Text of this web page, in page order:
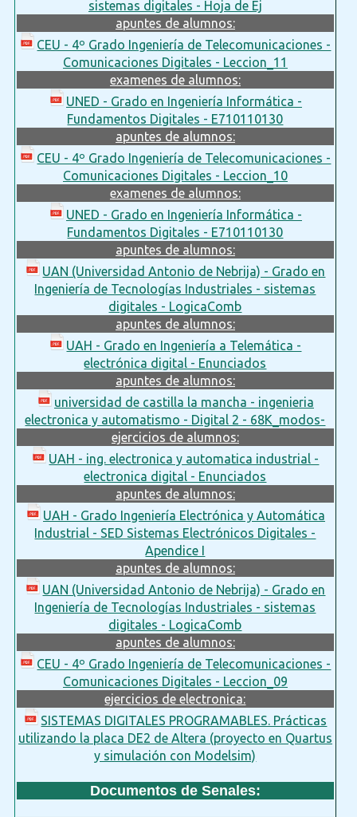
sistemas digitales - Hoja de Ej
apuntes de alumnos:
CEU - 4º Grado Ingeniería de Telecomunicaciones -
Comunicaciones Digitales - Leccion_11
examenes de alumnos:
UNED - Grado en Ingeniería Informática -
Fundamentos Digitales - E710110130
apuntes de alumnos:
CEU - 4º Grado Ingeniería de Telecomunicaciones -
Comunicaciones Digitales - Leccion_10
examenes de alumnos:
UNED - Grado en Ingeniería Informática -
Fundamentos Digitales - E710110130
apuntes de alumnos:
UAN (Universidad Antonio de Nebrija) - Grado en
Ingeniería de Tecnologías Industriales - sistemas
digitales - LogicaComb
apuntes de alumnos:
UAH - Grado en Ingeniería a Telemática -
electrónica digital - Enunciados
apuntes de alumnos:
universidad de castilla la mancha - ingenieria
electronica y automatismo - Digital 2 - 68K_modos-
ejercicios de alumnos:
UAH - ing. electronica y automatica industrial -
electronica digital - Enunciados
apuntes de alumnos:
UAH - Grado Ingeniería Electrónica y Automática
Industrial - SED Sistemas Electrónicos Digitales -
Apendice I
apuntes de alumnos:
UAN (Universidad Antonio de Nebrija) - Grado en
Ingeniería de Tecnologías Industriales - sistemas
digitales - LogicaComb
apuntes de alumnos:
CEU - 4º Grado Ingeniería de Telecomunicaciones -
Comunicaciones Digitales - Leccion_09
ejercicios de electronica:
SISTEMAS DIGITALES PROGRAMABLES. Prácticas
utilizando la placa DE2 de Altera (proyecto en Quartus
y simulación con Modelsim)
Documentos de Senales: